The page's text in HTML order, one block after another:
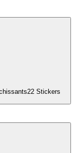
réfléchissants
sécurité et
leurs objets du
22 Stickers